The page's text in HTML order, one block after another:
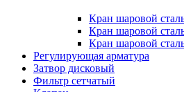
Кран шаровой
Кран шаровой
Кран шаровой
Регулирующая арматура
Затвор дисковый
Фильтр сетчатый